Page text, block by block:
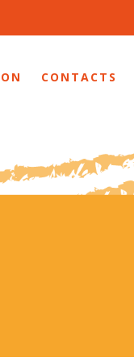
CONTACTS